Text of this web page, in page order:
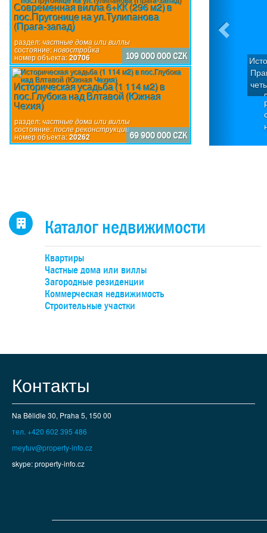
Современная вилла 6+КК (296 м2) в
пос.Пругонице на ул.Тулипанова
(Прага-запад)
раздел:частные дома или виллы
состояние:новостройка
номер объекта:20706 109 000 000 CZK
Историческая усадьба (1 114 м2) в
пос.Глубока над Влтавой (Южная
Чехия)
раздел:частные дома или виллы
состояние:после реконструкции
номер объекта:20262 69 900 000 CZK
Каталог недвижимости
Квартиры
Частные дома или виллы
Загородные резиденции
Коммерческая недвижимость
Строительные участки
Контакты
Na Bělidle 30, Praha 5, 150 00
тел. +420 602 395 486
meytuv@property-info.cz
skype: property-info.cz